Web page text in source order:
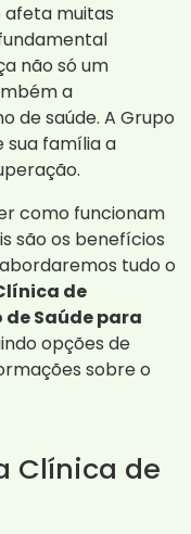
afeta muitas
não só um
a
de saúde. A Grupo
sua família a
como funcionam
são os benefícios
tudo o
de
Saúde para
opções de
sobre o
Clínica de